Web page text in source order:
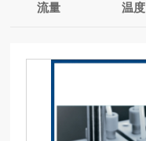
流量 温度